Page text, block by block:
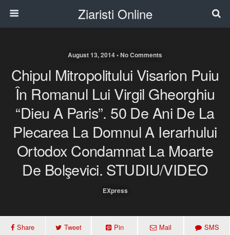
Ziaristi Online
August 13, 2014 • No Comments
Chipul Mitropolitului Visarion Puiu
În Romanul Lui Virgil Gheorghiu
“Dieu A Paris”. 50 De Ani De La
Plecarea La Domnul A Ierarhului
Ortodox Condamnat La Moarte
De Bolşevici. STUDIU/VIDEO
EXpress
Share Tweet Pin Mail SMS